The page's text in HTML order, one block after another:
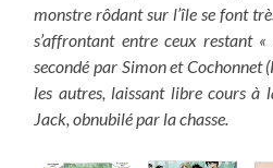
monstre rôdant sur l’île se font
s’affrontant entre ceux restant
secondé par Simon et Cochonnet
les autres, laissant libre cours
Jack, obnubilé par la chasse.